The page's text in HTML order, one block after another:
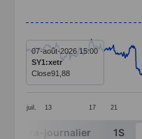
Line chart with 374
The chart has 1 X
The chart has 1 Y
juil. 13 17 21
07-août-2026 15:00
SY1:xetr
Close91,88
End of interactive
Intra-journalier 1S